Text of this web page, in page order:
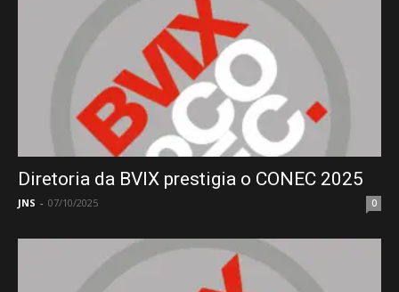
Diretoria da BVIX prestigia o CONEC 2025
JNS - 07/10/2025 0